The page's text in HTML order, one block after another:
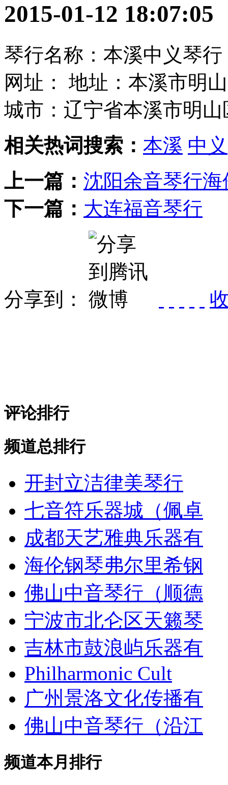
2015-01-12
琴行名称：本溪中义琴行
网址： 地址：本溪市明
城市：辽宁省本溪市明山
相关热词搜索： 本溪 中义
上一篇： 沈阳余音琴行
下一篇： 大连福音琴行
分享到：
评论排行
频道总排行
开封立洁律美琴行
七音符乐器城（佩卓
成都天艺雅典乐器有
海伦钢琴弗尔里希钢
佛山中音琴行（顺德
宁波市北仑区天籁琴
吉林市鼓浪屿乐器有
Philharmonic Cult
广州景洛文化传播有
佛山中音琴行（沿江
频道本月排行